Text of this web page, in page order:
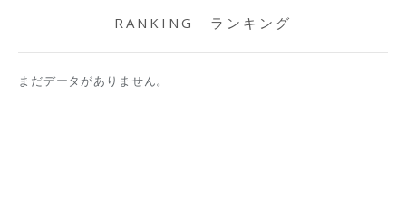
RANKING ランキング
まだデータがありません。